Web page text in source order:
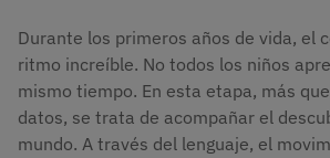
Durante los primeros años de vida, el
ritmo increíble. No todos los niños
mismo tiempo. En esta etapa, más
datos, se trata de acompañar el
mundo. A través del lenguaje, el